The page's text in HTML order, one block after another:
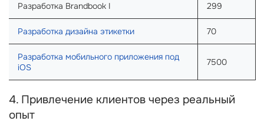
Разработка Brandbook I 299
Разработка дизайна этикетки 70
Разработка мобильного приложения под
iOS
7500
4. Привлечение клиентов через реальный
опыт